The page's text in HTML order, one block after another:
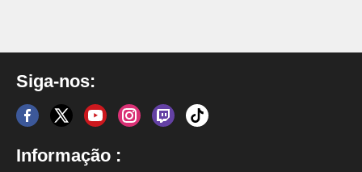
Siga-nos:
Informação :